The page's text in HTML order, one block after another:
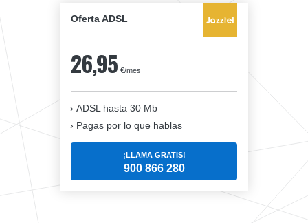
Oferta ADSL
26,95 €/mes
ADSL hasta 30 Mb
Pagas por lo que hablas
¡LLAMA GRATIS!
900 866 280